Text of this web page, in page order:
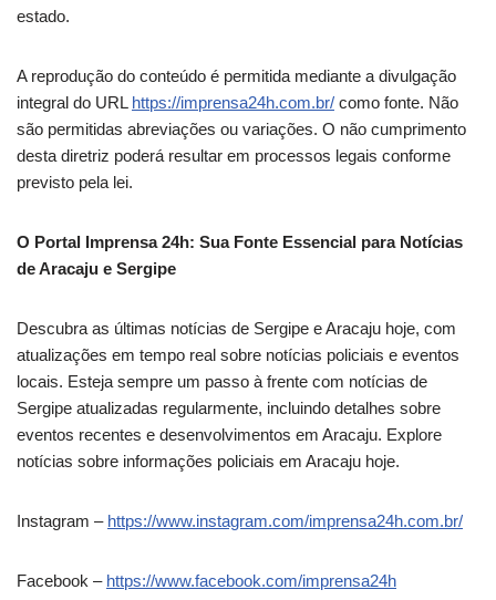
estado.
A reprodução do conteúdo é permitida mediante a divulgação
integral do URL https://imprensa24h.com.br/ como fonte. Não
são permitidas abreviações ou variações. O não cumprimento
desta diretriz poderá resultar em processos legais conforme
previsto pela lei.
O Portal Imprensa 24h: Sua Fonte Essencial para Notícias
de Aracaju e Sergipe
Descubra as últimas notícias de Sergipe e Aracaju hoje, com
atualizações em tempo real sobre notícias policiais e eventos
locais. Esteja sempre um passo à frente com notícias de
Sergipe atualizadas regularmente, incluindo detalhes sobre
eventos recentes e desenvolvimentos em Aracaju. Explore
notícias sobre informações policiais em Aracaju hoje.
Instagram – https://www.instagram.com/imprensa24h.com.br/
Facebook – https://www.facebook.com/imprensa24h